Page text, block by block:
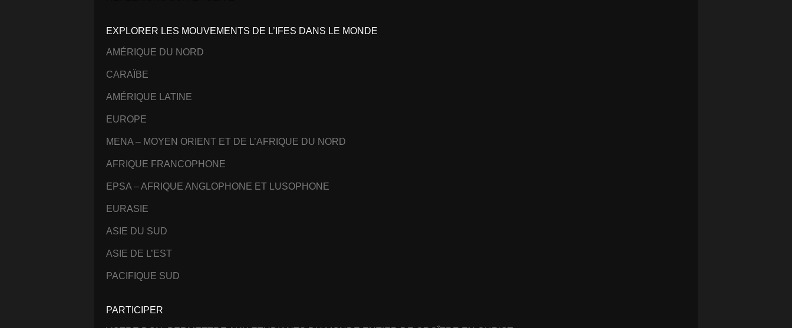
EXPLORER LES MOUVEMENTS DE L’IFES DANS LE MONDE
AMÉRIQUE DU NORD
CARAÏBE
AMÉRIQUE LATINE
EUROPE
MENA – MOYEN ORIENT ET DE L’AFRIQUE DU NORD
AFRIQUE FRANCOPHONE
EPSA – AFRIQUE ANGLOPHONE ET LUSOPHONE
EURASIE
ASIE DU SUD
ASIE DE L’EST
PACIFIQUE SUD
PARTICIPER